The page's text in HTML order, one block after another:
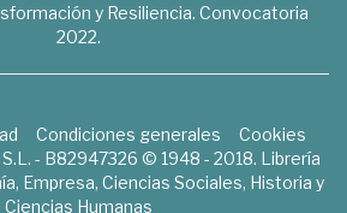
y Resiliencia. Convocatoria
2022.
Condiciones generales
Cookies
- B82947326 © 1948 - 2018. Librería
Empresa, Ciencias Sociales, Historia y
Ciencias Humanas